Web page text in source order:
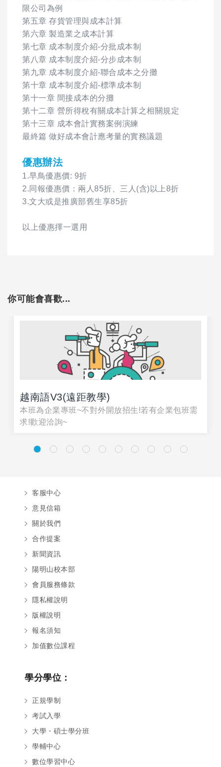
限公司為例
第五章 存貨管理與成本計算
第六章 製造業之成本計算
第七章 成本制度介紹-分批成本制
第八章 成本制度介紹-分步成本制
第九章 成本制度介紹-聯合成本之分攤
第十章 成本制度介紹-標準成本制
第十一章 間接成本的分攤
第十二章 營所得稅有關成本計算之相關規定
第十三章 成本會計實務案例演練
最終篇 做好成本會計應考量的實務議題
優惠辦法
1.早鳥優惠價: 9折
2.同報優惠價：兩人85折、三人(含)以上8折
3.文大或是推廣部舊生享85折
以上優惠擇一選用
你可能會喜歡...
越南語V3(遠距教學)
本班為企業專班~不對外開放招生!若有企業包班需
求!歡迎洽詢~
客服中心
意見信箱
關於我們
合作提案
新聞資訊
陽明山校本部
會員服務條款
隱私權說明
版權說明
報名須知
加值數位課程
學分學位：
正規學制
考試入學
大學・碩士學分班
學輔中心
數位學習中心